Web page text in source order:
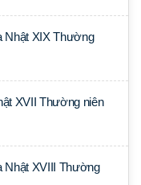
Nhật XIX Thường
XVII Thường niên
Nhật XVIII Thường